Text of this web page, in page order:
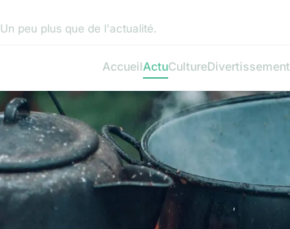
Un peu plus que de l'actualité.
AccueilActuCultureDivertissement